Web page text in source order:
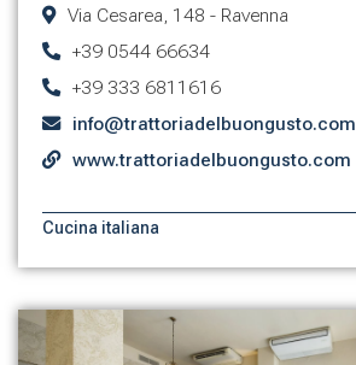
Via Cesarea, 148 - Ravenna
+39 0544 66634
+39 333 6811616
info@trattoriadelbuongusto.com
www.trattoriadelbuongusto.com
Cucina italiana